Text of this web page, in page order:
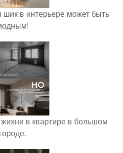
в интерьере может быть
в квартире в большом
городе.